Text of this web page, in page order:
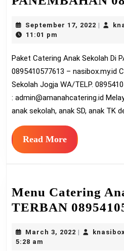
September 17, 2022
11:01 pm
Paket Catering Anak Sekolah Di PANEMBAHAN
0895410577613 – nasibox.my.id
Sekolah Jogja WA/TELP.
: admin@amanahcatering.id
anak sekolah, anak SD, anak TK
Read MoreRead
More
Menu Catering
TERBAN
March 3, 2022 March
5:28 am